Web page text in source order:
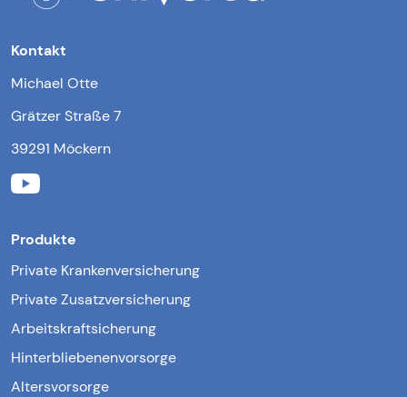
Kontakt
Michael Otte
Grätzer Straße 7
39291 Möckern
Produkte
Private Krankenversicherung
Private Zusatzversicherung
Arbeitskraftsicherung
Hinterbliebenenvorsorge
Altersvorsorge